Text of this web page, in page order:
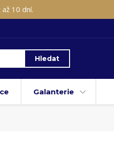
10 dní.
Hledat
Galanterie